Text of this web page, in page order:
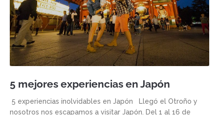
5 mejores experiencias en Japón
5 experiencias inolvidables en Japón Llegó el Otroño y
nosotros nos escapamos a visitar Japón. Del 1 al 16 de